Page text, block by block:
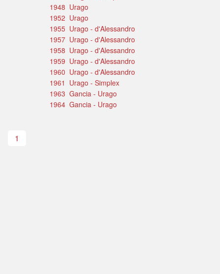
1948 Urago
1952 Urago
1955 Urago - d'Alessandro
1957 Urago - d'Alessandro
1958 Urago - d'Alessandro
1959 Urago - d'Alessandro
1960 Urago - d'Alessandro
1961 Urago - Simplex
1963 Gancia - Urago
1964 Gancia - Urago
1